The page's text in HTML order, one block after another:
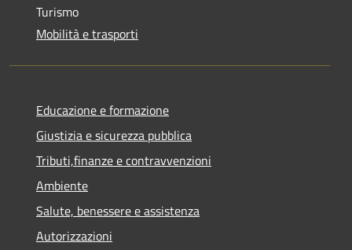
Turismo
Mobilità e trasporti
Educazione e formazione
Giustizia e sicurezza pubblica
Tributi,finanze e contravvenzioni
Ambiente
Salute, benessere e assistenza
Autorizzazioni